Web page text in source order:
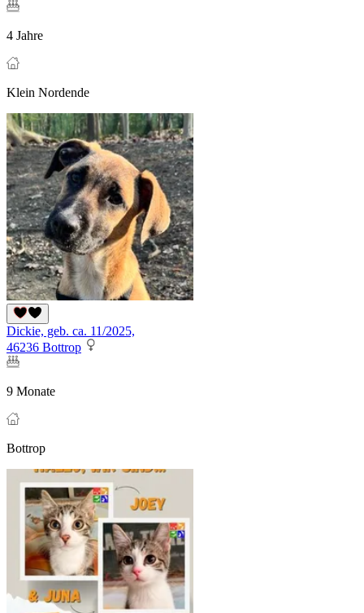
4 Jahre
Klein Nordende
Dickie, geb. ca. 11/2025,
46236 Bottrop
9 Monate
Bottrop